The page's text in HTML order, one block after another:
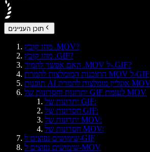
תוכן העניינים
מהו קובץ .MOV?
מהו קובץ .GIF?
האם אפשר להמיר .MOV ל-.GIF?
התוכנות המומלצות להמרת MOV ל-GIF
יתרונות וחסרונות של GIF לעומת MOV
יתרונות של GIF:
חסרונות של GIF:
יתרונות של MOV:
חסרונות של MOV:
שימושים נפוצים ל-GIF
שימושים נפוצים ל-MOV